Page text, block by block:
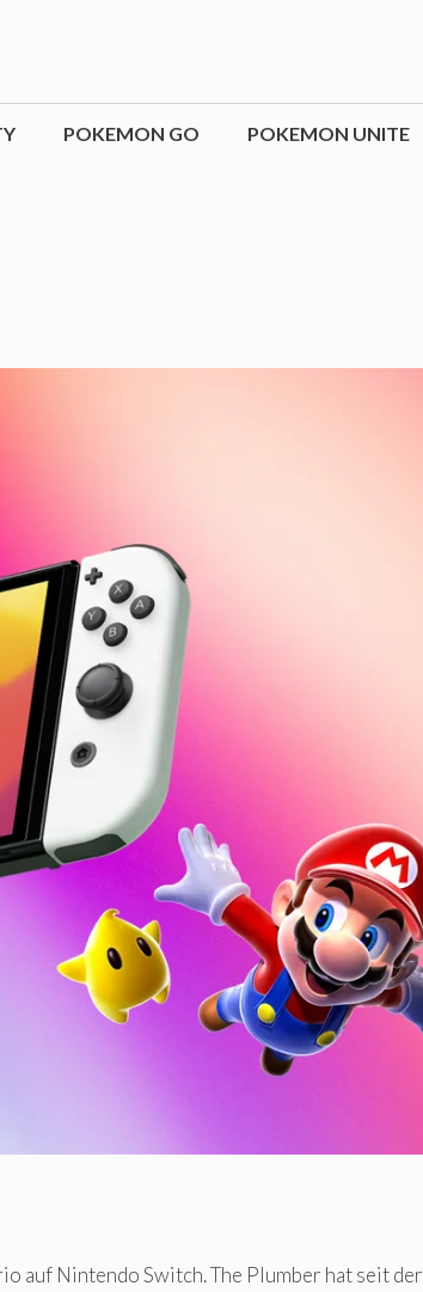
POKEMON GO POKEMON UNITE
auf Nintendo Switch. The Plumber hat seit der